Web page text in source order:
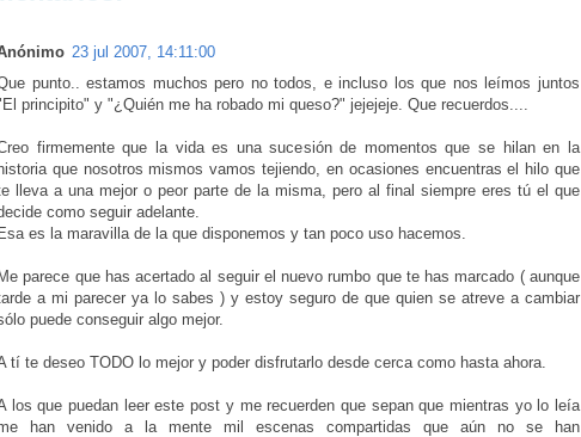
23 jul 2007, 14:11:00
punto.. estamos muchos pero no todos, e incluso los que nos leímos juntos
principito" y "¿Quién me ha robado mi queso?" jejejeje. Que recuerdos....
firmemente que la vida es una sucesión de momentos que se hilan en la
historia que nosotros mismos vamos tejiendo, en ocasiones encuentras el hilo que
lleva a una mejor o peor parte de la misma, pero al final siempre eres tú el que
como seguir adelante.
Esa es la maravilla de la que disponemos y tan poco uso hacemos.
Me parece que has acertado al seguir el nuevo rumbo que te has marcado ( aunque
a mi parecer ya lo sabes ) y estoy seguro de que quien se atreve a cambiar
puede conseguir algo mejor.
tí te deseo TODO lo mejor y poder disfrutarlo desde cerca como hasta ahora.
los que puedan leer este post y me recuerden que sepan que mientras yo lo leía
han venido a la mente mil escenas compartidas que aún no se han